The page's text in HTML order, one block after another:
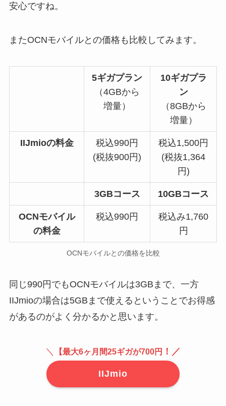
安心ですね。
またOCNモバイルとの価格も比較してみます。
5ギガプラン
（4GBから
増量）
10ギガプラ
ン
（8GBから
増量）
IIJmioの料金
税込990円
(税抜900円)
税込1,500円
(税抜1,364
円)
3GBコース 10GBコース
OCNモバイル
の料金
税込990円
税込み1,760
円
OCNモバイルとの価格を比較
同じ990円でもOCNモバイルは3GBまで、一方
IIJmioの場合は5GBまで使えるということでお得感
があるのがよく分かるかと思います。
＼ 【最大6ヶ月間25ギガが700円 ！／
IIJmio